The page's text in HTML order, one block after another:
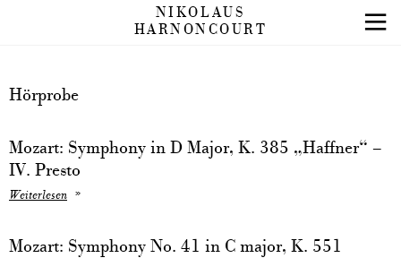
NIKOLAUS
HARNONCOURT
Hörprobe
Mozart: Symphony in D Major, K. 385 „Haffner“ –
IV. Presto
Weiterlesen
Mozart: Symphony No. 41 in C major, K. 551